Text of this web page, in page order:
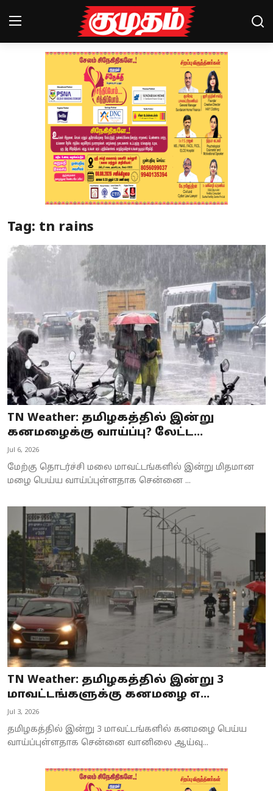
Magazines
Crime
Tamilnadu
National
World
Astrology
Spirituality
Weather
Politics
Tag: tn rains
TN Weather: தமிழகத்தில் இன்று
கனமழைக்கு வாய்ப்பு? லேட்ட...
Jul 6, 2026
மேற்கு தொடர்ச்சி மலை மாவட்டங்களில் இன்று மிதமான
மழை பெய்ய வாய்ப்புள்ளதாக சென்னை ...
TN Weather: தமிழகத்தில் இன்று 3
மாவட்டங்களுக்கு கனமழை எ...
Jul 3, 2026
தமிழகத்தில் இன்று 3 மாவட்டங்களில் கனமழை பெய்ய
வாய்ப்புள்ளதாக சென்னை வானிலை ஆய்வு...